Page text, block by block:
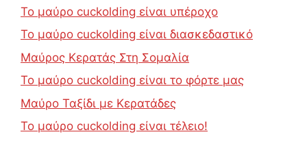
Το μαύρο cuckolding είναι υπέροχο
Το μαύρο cuckolding είναι διασκεδαστικό
Μαύρος Κερατάς Στη Σομαλία
Το μαύρο cuckolding είναι το φόρτε μας
Μαύρο Ταξίδι με Κερατάδες
Το μαύρο cuckolding είναι τέλειο!